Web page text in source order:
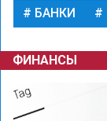
БАНКИ
ФИНАНСЫ